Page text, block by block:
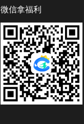
微信拿福利